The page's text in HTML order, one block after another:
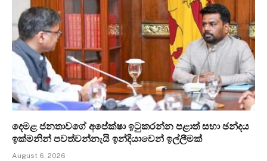
දෙමළ ජනතාවගේ අපේක්ෂා ඉටුකරන්න පළාත් සභා ඡන්දය
ඉක්මනින් පවත්වන්නැයි ඉන්දියාවෙන් ඉල්ලීමක්
August 6, 2026